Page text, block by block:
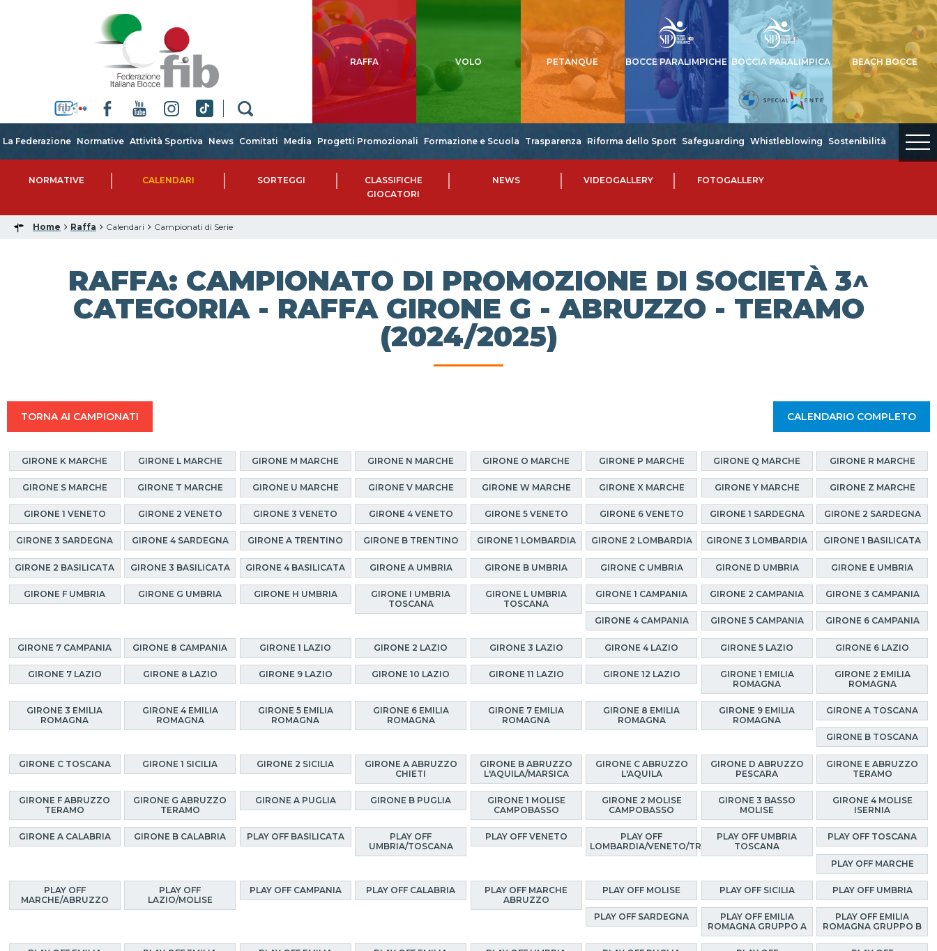
RAFFA VOLO PETANQUE BOCCE PARALIMPICHE BOCCIA PARALIMPICA BEACH BOCCE
La Federazione Normative Attività Sportiva News Comitati Media Progetti Promozionali Formazione e Scuola Trasparenza Riforma dello Sport Safeguarding Whistleblowing Sostenibilità
NORMATIVE CALENDARI SORTEGGI
CLASSIFICHE
GIOCATORI
NEWS VIDEOGALLERY FOTOGALLERY
Home Raffa Calendari Campionati di Serie
RAFFA: CAMPIONATO DI PROMOZIONE DI SOCIETÀ 3^
CATEGORIA - RAFFA GIRONE G - ABRUZZO - TERAMO
(2024/2025)
TORNA AI CAMPIONATI CALENDARIO COMPLETO
GIRONE K MARCHE GIRONE L MARCHE GIRONE M MARCHE GIRONE N MARCHE GIRONE O MARCHE GIRONE P MARCHE GIRONE Q MARCHE GIRONE R MARCHE
GIRONE S MARCHE GIRONE T MARCHE GIRONE U MARCHE GIRONE V MARCHE GIRONE W MARCHE GIRONE X MARCHE GIRONE Y MARCHE GIRONE Z MARCHE
GIRONE 1 VENETO GIRONE 2 VENETO GIRONE 3 VENETO GIRONE 4 VENETO GIRONE 5 VENETO GIRONE 6 VENETO GIRONE 1 SARDEGNA GIRONE 2 SARDEGNA
GIRONE 3 SARDEGNA GIRONE 4 SARDEGNA GIRONE A TRENTINO GIRONE B TRENTINO GIRONE 1 LOMBARDIA GIRONE 2 LOMBARDIA GIRONE 3 LOMBARDIA GIRONE 1 BASILICATA
GIRONE 2 BASILICATA GIRONE 3 BASILICATA GIRONE 4 BASILICATA GIRONE A UMBRIA GIRONE B UMBRIA GIRONE C UMBRIA GIRONE D UMBRIA GIRONE E UMBRIA
GIRONE F UMBRIA GIRONE G UMBRIA GIRONE H UMBRIA
GIRONE I UMBRIA
TOSCANA
GIRONE L UMBRIA
TOSCANA
GIRONE 1 CAMPANIA GIRONE 2 CAMPANIA GIRONE 3 CAMPANIA
GIRONE 4 CAMPANIA GIRONE 5 CAMPANIA GIRONE 6 CAMPANIA
GIRONE 7 CAMPANIA GIRONE 8 CAMPANIA GIRONE 1 LAZIO GIRONE 2 LAZIO GIRONE 3 LAZIO GIRONE 4 LAZIO GIRONE 5 LAZIO GIRONE 6 LAZIO
GIRONE 7 LAZIO GIRONE 8 LAZIO GIRONE 9 LAZIO GIRONE 10 LAZIO GIRONE 11 LAZIO GIRONE 12 LAZIO
GIRONE 1 EMILIA
ROMAGNA
GIRONE 2 EMILIA
ROMAGNA
GIRONE 3 EMILIA
ROMAGNA
GIRONE 4 EMILIA
ROMAGNA
GIRONE 5 EMILIA
ROMAGNA
GIRONE 6 EMILIA
ROMAGNA
GIRONE 7 EMILIA
ROMAGNA
GIRONE 8 EMILIA
ROMAGNA
GIRONE 9 EMILIA
ROMAGNA
GIRONE A TOSCANA
GIRONE B TOSCANA
GIRONE C TOSCANA GIRONE 1 SICILIA GIRONE 2 SICILIA
GIRONE A ABRUZZO
CHIETI
GIRONE B ABRUZZO
L'AQUILA/MARSICA
GIRONE C ABRUZZO
L'AQUILA
GIRONE D ABRUZZO
PESCARA
GIRONE E ABRUZZO
TERAMO
GIRONE F ABRUZZO
TERAMO
GIRONE G ABRUZZO
TERAMO
GIRONE A PUGLIA GIRONE B PUGLIA
GIRONE 1 MOLISE
CAMPOBASSO
GIRONE 2 MOLISE
CAMPOBASSO
GIRONE 3 BASSO
MOLISE
GIRONE 4 MOLISE
ISERNIA
GIRONE A CALABRIA GIRONE B CALABRIA PLAY OFF BASILICATA
PLAY OFF
UMBRIA/TOSCANA
PLAY OFF VENETO
PLAY OFF
LOMBARDIA/VENETO/TRENTINO
PLAY OFF UMBRIA
TOSCANA
PLAY OFF TOSCANA
PLAY OFF MARCHE
PLAY OFF
MARCHE/ABRUZZO
PLAY OFF
LAZIO/MOLISE
PLAY OFF CAMPANIA PLAY OFF CALABRIA
PLAY OFF MARCHE
ABRUZZO
PLAY OFF MOLISE PLAY OFF SICILIA PLAY OFF UMBRIA
PLAY OFF SARDEGNA
PLAY OFF EMILIA
ROMAGNA GRUPPO A
PLAY OFF EMILIA
ROMAGNA GRUPPO B